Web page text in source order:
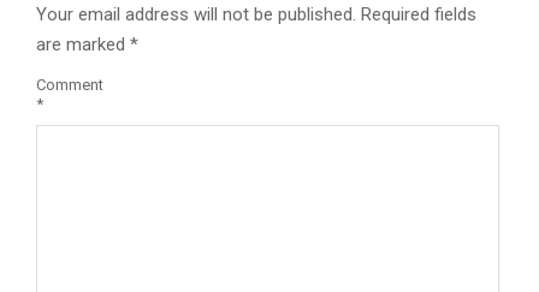
Your email address will not be published. Required fields
are marked *
Comment
*